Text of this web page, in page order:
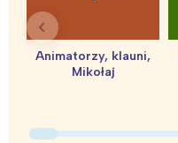
Animatorzy, klauni,
Mikołaj
Warszawa
Łódź
Poznań